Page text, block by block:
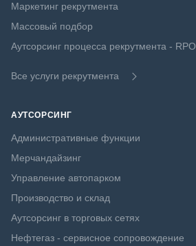
Маркетинг рекрутмента
Массовый подбор
Аутсорсинг процесса рекрутмента - RPO
Все услуги рекрутмента
АУТСОРСИНГ
Административные функции
Мерчандайзинг
Управление автопарком
Производство и склад
Аутсорсинг в торговых сетях
Нефтегаз - сервисное сопровождение